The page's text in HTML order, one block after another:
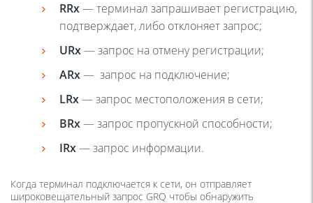
RRx— терминал запрашивает регистрацию,
подтверждает, либо отклоняет запрос;
URx— запрос на отмену регистрации;
ARx— запрос на подключение;
LRx— запрос местоположения в сети;
BRx— запрос пропускной способности;
IRx— запрос информации.
Когда терминал подключается к сети, он отправляет
широковещательный запрос GRQ чтобы обнаружить